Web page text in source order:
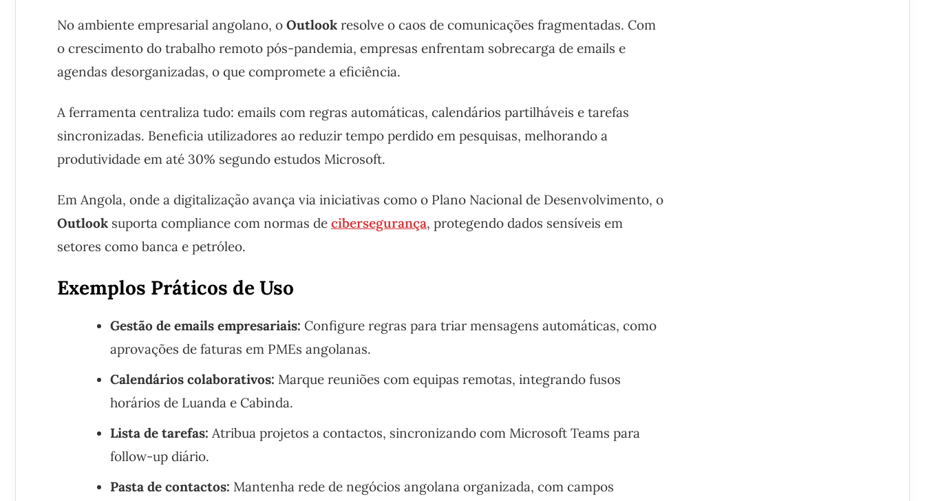
No ambiente empresarial angolano, o Outlook resolve o caos de comunicações fragmentadas. Com
o crescimento do trabalho remoto pós-pandemia, empresas enfrentam sobrecarga de emails e
agendas desorganizadas, o que compromete a eficiência.
A ferramenta centraliza tudo: emails com regras automáticas, calendários partilháveis e tarefas
sincronizadas. Beneficia utilizadores ao reduzir tempo perdido em pesquisas, melhorando a
produtividade em até 30% segundo estudos Microsoft.
Em Angola, onde a digitalização avança via iniciativas como o Plano Nacional de Desenvolvimento, o
Outlook suporta compliance com normas de cibersegurança, protegendo dados sensíveis em
setores como banca e petróleo.
Exemplos Práticos de Uso
Gestão de emails empresariais: Configure regras para triar mensagens automáticas, como
aprovações de faturas em PMEs angolanas.
Calendários colaborativos: Marque reuniões com equipas remotas, integrando fusos
horários de Luanda e Cabinda.
Lista de tarefas: Atribua projetos a contactos, sincronizando com Microsoft Teams para
follow-up diário.
Pasta de contactos: Mantenha rede de negócios angolana organizada, com campos